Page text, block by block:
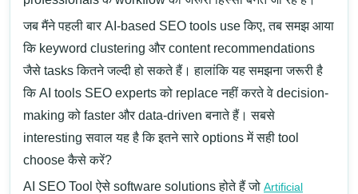
जब मैंने पहली बार AI-based SEO tools use किए, तब समझ आया
कि keyword clustering और content recommendations
जैसे tasks कितने जल्दी हो सकते हैं। हालांकि यह समझना जरूरी है
कि AI tools SEO experts को replace नहीं करते वे decision-
making को faster और data-driven बनाते हैं। सबसे
interesting सवाल यह है कि इतने सारे options में सही tool
choose कैसे करें?
AI SEO Tool ऐसे software solutions होते हैं जो Artificial